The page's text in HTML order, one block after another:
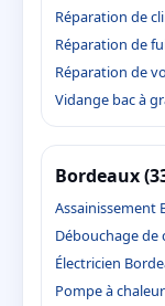
Réparation de
Réparation de
Réparation de
Vidange bac à
Bordeaux
Assainissement
Débouchage de
Électricien
Pompe à